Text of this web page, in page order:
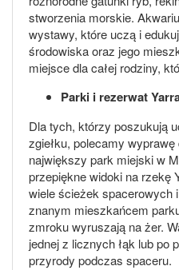
stworzenia morskie.
wystawy, które uczą i
środowiska oraz jego
miejsce dla całej rodziny,
Parki i rezerwat
Dla tych, którzy poszukują
zgiełku, polecamy wyprawę
największy park miejski w
przepiękne widoki na rzekę
wiele ścieżek spacerowych
znanym mieszkańcem
zmroku wyruszają na żer.
jednej z licznych łąk lub po
przyrody podczas spaceru.